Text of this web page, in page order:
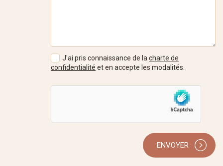
J'ai pris connaissance de lacharte de
confidentialité et en accepte les modalités.
ENVOYER